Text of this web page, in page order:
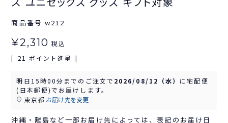
商品番号 w212
¥2,310 税込
[ 21 ポイント進呈 ]
明日 15時00分 までのご注文で 2026/08/12（水） に宅配便
(日本郵便)でお届けします。
東京都 お届け先を変更
沖縄・離島など一部お届け先によっては、表記のお届け日